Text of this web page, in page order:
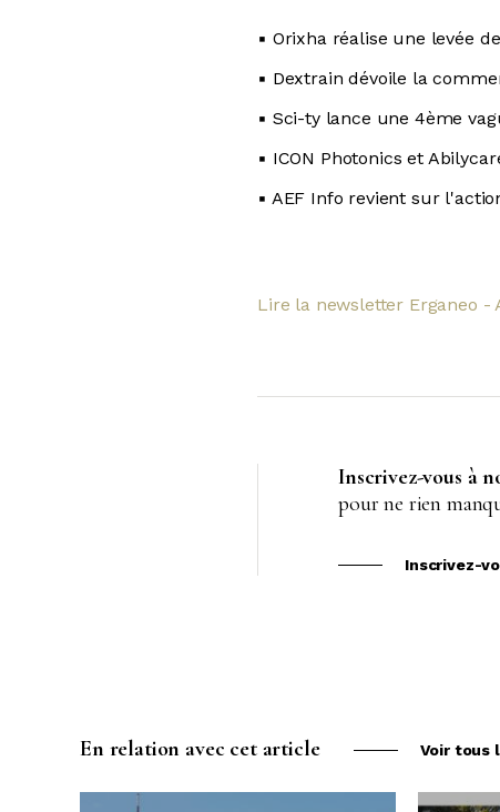
▪ Orixha réalise une levée
▪ Dextrain dévoile la
▪ Sci-ty lance une 4ème
▪ ICON Photonics et
▪ AEF Info revient sur
Lire la newsletter Erganeo -
Inscrivez-vous à
pour ne rien
Inscrivez-
En relation avec cet article Voir tous